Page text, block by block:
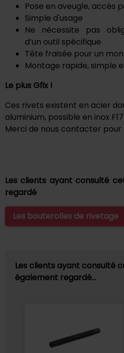
Pose en aveugle, accès
Simple d'usage
Ne nécessite pas
d’un outil spécifique
Tête fraisée pour un
Montage rapide, simple
Le plus Gfix !
Ces rivets existent en acier
aluminium, possible en inox
Merci de nous contacter pour
Les clients ayant consulté
regardé
Les bouterolles de rivetage
Les clients ayant consulté
également regardé…